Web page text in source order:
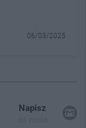
06/03/2025
Napisz